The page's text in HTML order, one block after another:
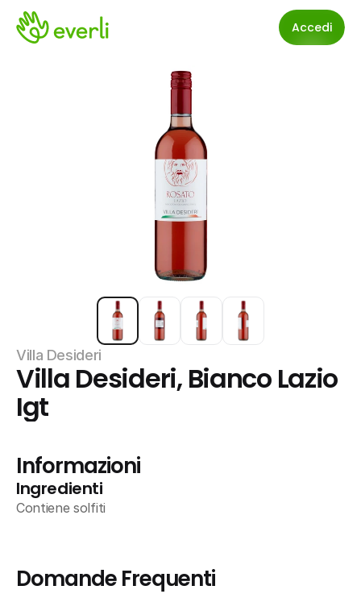
Accedi
Villa Desideri
Villa Desideri, Bianco Lazio
Igt
Informazioni
Ingredienti
Contiene solfiti
Domande Frequenti